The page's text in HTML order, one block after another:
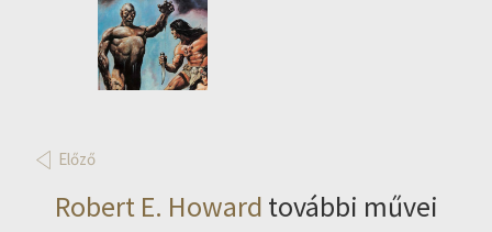
Előző
Robert E. Howard további művei